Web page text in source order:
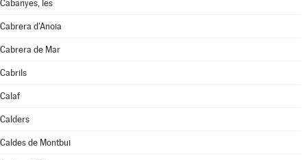
Cabanyes, les
Cabrera d'Anoia
Cabrera de Mar
Cabrils
Calaf
Calders
Caldes de Montbui